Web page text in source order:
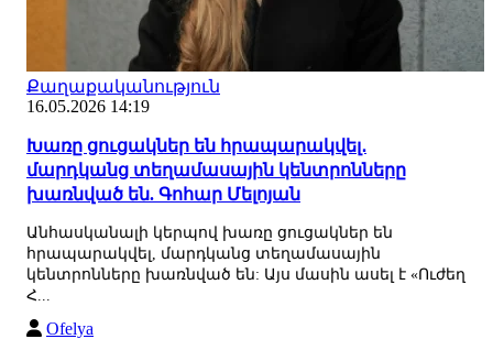
Քաղաքականություն
16.05.2026 14:19
Խառը ցուցակներ են հրապարակվել․
մարդկանց տեղամասային կենտրոնները
խառնված են. Գոհար Մելոյան
Անհասկանալի կերպով խառը ցուցակներ են
հրապարակվել, մարդկանց տեղամասային
կենտրոնները խառնված են: Այս մասին ասել է «Ուժեղ
Հ...
Ofelya